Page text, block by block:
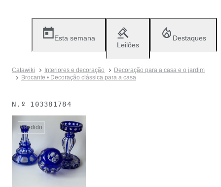
Esta semana
Leilões
Destaques
Catawiki Interiores e decoração
Decoração para a casa e o jardim
Brocante • Decoração clássica para a casa
N.º 103381784
Vendido